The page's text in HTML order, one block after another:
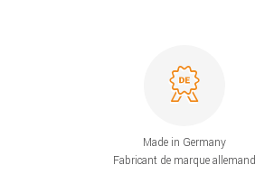
Made in Germany
Fabricant de marque allemand